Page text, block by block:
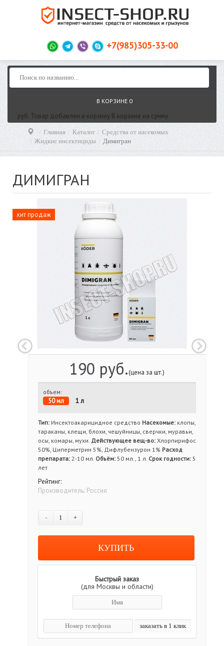
+7(985)305-33-00
В КОРЗИНЕ 0
руб. Товар добавлен в корзину В корзине на сумму
Главная Каталог
Средства от насекомых
Жидкие инсектициды
Димигран
ДИМИГРАН
хит продаж
190 руб.(цена за шт.)
объем:
50 мл 1 л
Тип: Инсектоакарицидное средство Насекомые: клопы,
тараканы, клещи, блохи, чешуйницы, сверчки, муравьи,
осы, комары, мухи. Действующее вещ-во: Хлорпирифос
50%, Циперметрин 5%, Дифлубензурон 1% Расход
препарата: 2-10 мл. Объём: 50 мл., 1 л. Срок годности: 5
лет
Рейтинг:
Производитель: Россия
- +
Быстрый заказ
(для Москвы и области)